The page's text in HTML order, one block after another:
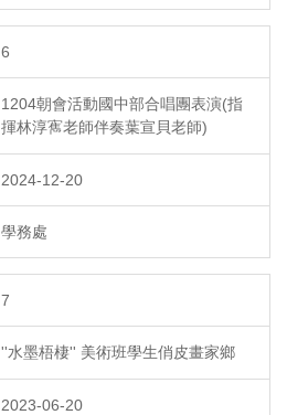
6
1204朝會活動國中部合唱團表演(指
揮林淳寯老師伴奏葉宣貝老師)
2024-12-20
學務處
7
''水墨梧棲'' 美術班學生俏皮畫家鄉
2023-06-20